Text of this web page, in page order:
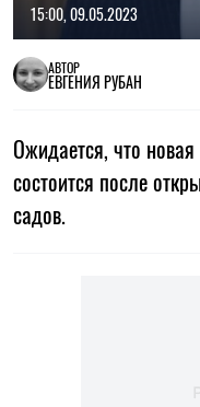
15:00, 09.05.2023
АВТОР
ЕВГЕНИЯ РУБАН
Ожидается, что
состоится после
садов.